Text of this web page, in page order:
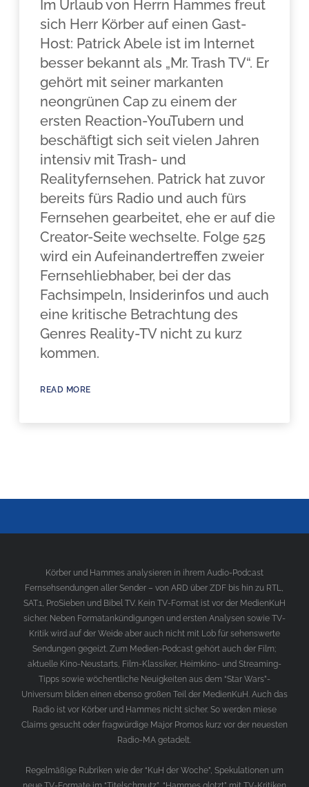
Im Urlaub von Herrn Hammes freut
sich Herr Körber auf einen Gast-
Host: Patrick Abele ist im Internet
besser bekannt als „Mr. Trash TV“. Er
gehört mit seiner markanten
neongrünen Cap zu einem der
ersten Reaction-YouTubern und
beschäftigt sich seit vielen Jahren
intensiv mit Trash- und
Realityfernsehen. Patrick hat zuvor
bereits fürs Radio und auch fürs
Fernsehen gearbeitet, ehe er auf die
Creator-Seite wechselte. Folge 525
wird ein Aufeinandertreffen zweier
Fernsehliebhaber, bei der das
Fachsimpeln, Insiderinfos und auch
eine kritische Betrachtung des
Genres Reality-TV nicht zu kurz
kommen.
READ MORE
Körber und Hammes analysieren in ihrem Audio-Podcast
Fernsehsendungen aller Sender – von ARD über ZDF bis hin zu RTL,
SAT.1, ProSieben und Bibel TV. Kein TV-Format ist vor der MedienKuH
sicher. Neben Formatankündigungen und ersten Analysen sowie TV-
Kritik wird auf der Weide aber auch nicht mit Lob für sehenswerte
Sendungen gegeizt. Zum Medien-Podcast gehört auch der Film;
aktuelle Kino-Neustarts, Film-Klassiker, Heimkino- und Streaming-
Tipps sowie wöchentliche Neuigkeiten aus dem “Star Wars”-
Universum bilden einen ebenso großen Teil der MedienKuH. Auch das
Radio ist vor Körber und Hammes nicht sicher. So werden miese
Claims gesucht oder fragwürdige Major Promos kurz vor der neuesten
Radio-MA getadelt.
Regelmäßige Rubriken wie der “KuH der Woche”, Spekulationen um